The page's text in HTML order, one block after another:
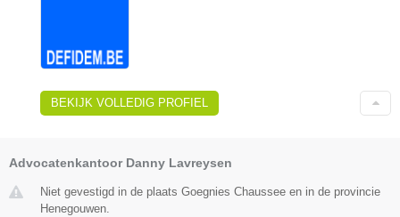
BEKIJK VOLLEDIG PROFIEL
Advocatenkantoor Danny Lavreysen
Niet gevestigd in de plaats Goegnies Chaussee en in de provincie
Henegouwen.